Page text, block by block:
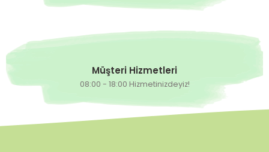
Müşteri Hizmetleri
08:00 - 18:00 Hizmetinizdeyiz!